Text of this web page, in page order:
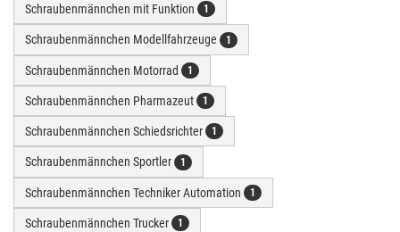
Schraubenmännchen mit Funktion 1
Schraubenmännchen Modellfahrzeuge 1
Schraubenmännchen Motorrad 1
Schraubenmännchen Pharmazeut 1
Schraubenmännchen Schiedsrichter 1
Schraubenmännchen Sportler 1
Schraubenmännchen Techniker Automation 1
Schraubenmännchen Trucker 1